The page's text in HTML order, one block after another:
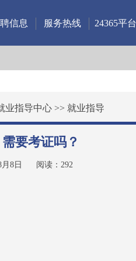
信息 服务热线 24365平台
业指导中心>> 就业指导
要考证吗？
8日 阅读： 292